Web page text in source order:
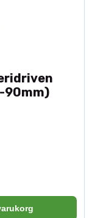
90mm)